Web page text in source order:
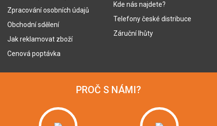
Zpracování osobních údajů
Obchodní sdělení
Jak reklamovat zboží
Cenová poptávka
Kde nás najdete?
Telefony české distribuce
Záruční lhůty
PROČ S NÁMI?